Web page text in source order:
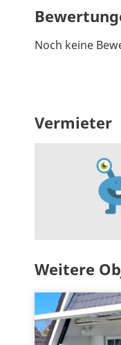
Noch keine
Vermieter
Weitere